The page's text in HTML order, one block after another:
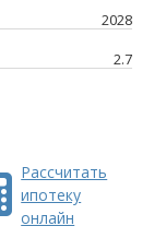
2028
2.7
Рассчитать
ипотеку
онлайн